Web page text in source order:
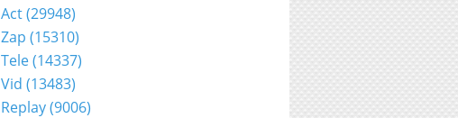
Act(29948)
Zap (15310)
Tele(14337)
Vid (13483)
Replay(9006)